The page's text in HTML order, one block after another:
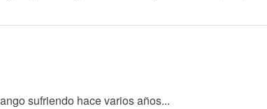
sufriendo hace varios años...